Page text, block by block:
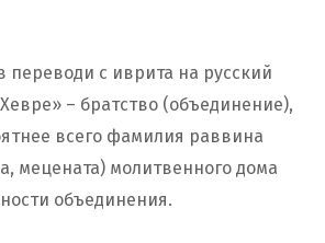
переводи с иврита на русский
– братство (объединение),
всего фамилия раввина
мецената) молитвенного дома
объединения.